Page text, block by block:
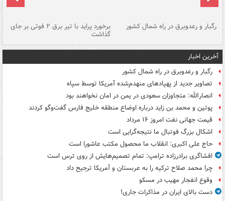
رگبار و رعدوبرق در راه شمال کشور برخورد پراید با تیر برق ۲ فوتی بر جای
گذاشت
آخرین اخبار
رگبار و رعدوبرق در راه شمال کشور
تصاویر جدید از پهپادهای منهدم‌شده آمریکا توسط سپاه
انصارالله: متجاوزان سعودی در یمن در امان نخواهند بود
پوتین و محمد بن زاید درباره اوضاع منطقه خلیج فارس گفت‌وگو کردند
قیمت جهانی نفت امروز ۱۶ مرداد
اشکال بزرگ فوتبال ما نتیجه‌گرایی است
حاج علی اکبری: انقلاب ما محصول مکتب عاشورا است
افشاگری برادرزاده ترامپ: تمام تصمیم‌هایش از روی ترس است
چرا محمد صلاح ترکیه را به عربستان و آمریکا ترجیح داد
وقوع انفجار مهیب در مسکو
دست بالای ایران در مذاکرات جاری!